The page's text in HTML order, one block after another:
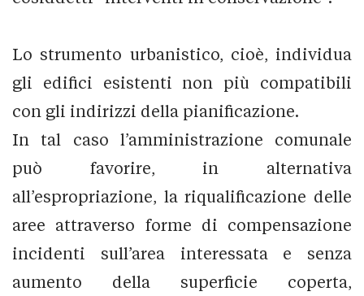
Lo strumento urbanistico, cioè, individua
gli edifici esistenti non più compatibili
con gli indirizzi della pianificazione.
In tal caso l’amministrazione comunale
può favorire, in alternativa
all’espropriazione, la riqualificazione delle
aree attraverso forme di compensazione
incidenti sull’area interessata e senza
aumento della superficie coperta,